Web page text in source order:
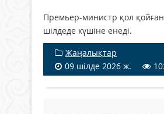
Премьер-министр қол
шілдеде күшіне енеді.
Жаңалықтар
09 шілде 2026 ж.